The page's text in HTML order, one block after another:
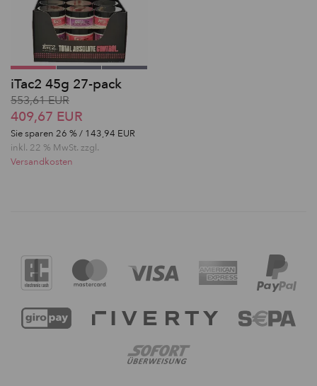
iTac2 45g 27-pack
553,61 EUR
409,67 EUR
Sie sparen 26 % / 143,94 EUR
inkl. 22 % MwSt. zzgl.
Versandkosten